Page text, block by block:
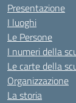
Presentazione
I luoghi
Le Persone
I numeri della
Le carte della
Organizzazione
La storia